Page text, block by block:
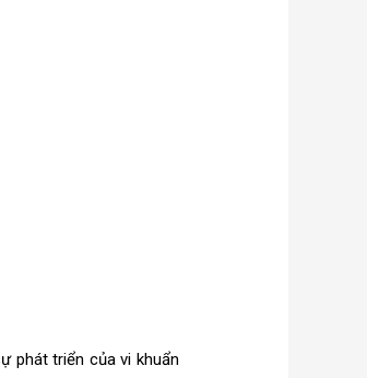
phát triển của vi khuẩn